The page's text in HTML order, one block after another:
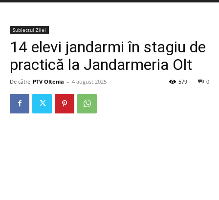
Subiectul Zilei
14 elevi jandarmi în stagiu de
practică la Jandarmeria Olt
De către PTV Oltenia - 4 august 2025 0
579